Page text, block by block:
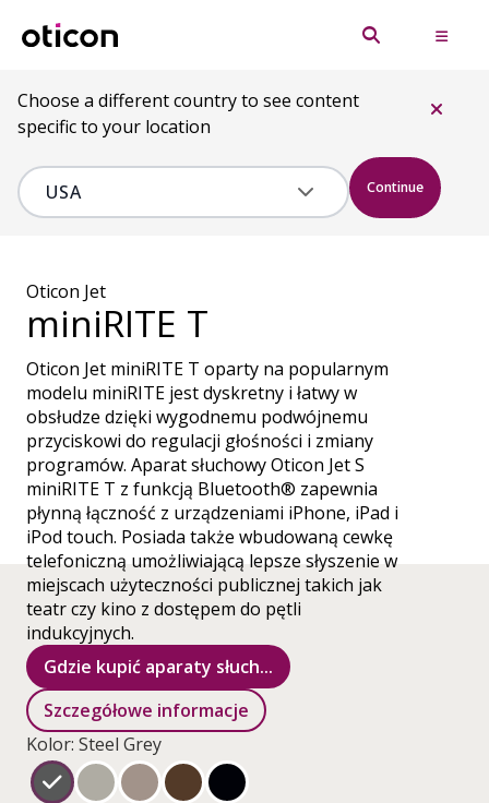
Choose a different country to see content
specific to your location
Continue
Oticon Jet
miniRITE T
Oticon Jet miniRITE T oparty na popularnym
modelu miniRITE jest dyskretny i łatwy w
obsłudze dzięki wygodnemu podwójnemu
przyciskowi do regulacji głośności i zmiany
programów. Aparat słuchowy Oticon Jet S
miniRITE T z funkcją Bluetooth® zapewnia
płynną łączność z urządzeniami iPhone, iPad i
iPod touch. Posiada także wbudowaną cewkę
telefoniczną umożliwiającą lepsze słyszenie w
miejscach użyteczności publicznej takich jak
teatr czy kino z dostępem do pętli
indukcyjnych.
Gdzie kupić aparaty słuch...
Szczegółowe informacje
Kolor: Steel Grey